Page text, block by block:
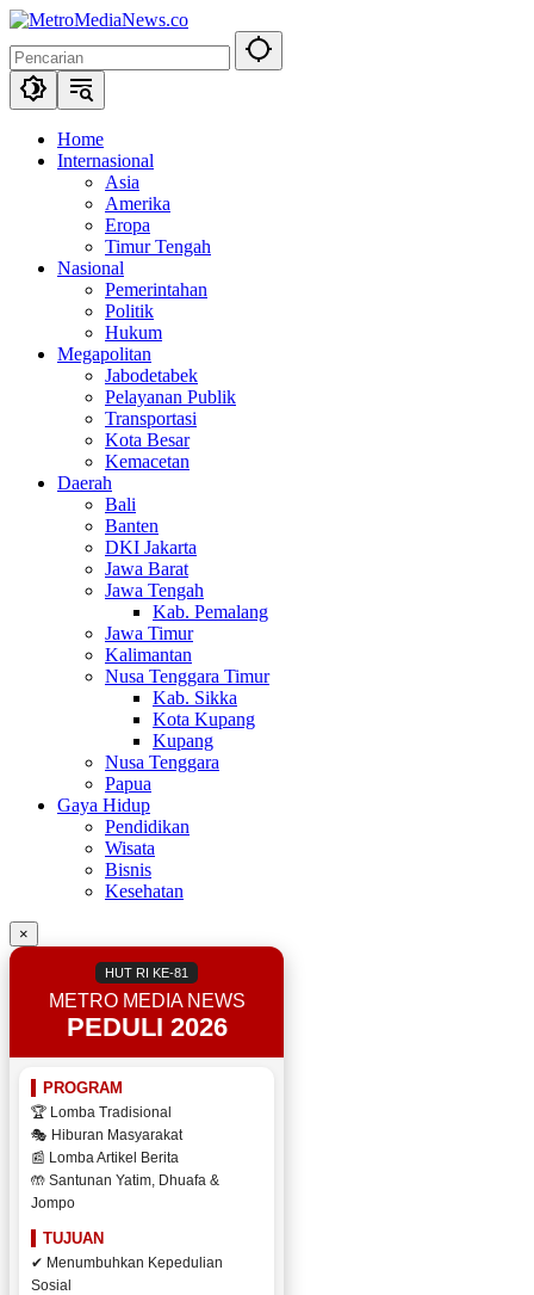
Langsung
konten
Home
Internasional
Asia
Amerika
Eropa
Timur Tengah
Nasional
Pemerintahan
Politik
Hukum
Megapolitan
Jabodetabek
Pelayanan Publik
Transportasi
Kota Besar
Kemacetan
Daerah
Bali
Banten
DKI Jakarta
Jawa Barat
Jawa Tengah
Kab. Pemalang
Jawa Timur
Kalimantan
Nusa Tenggara Timur
Kab. Sikka
Kota Kupang
Kupang
Nusa Tenggara
Papua
Gaya Hidup
Pendidikan
Wisata
Bisnis
Kesehatan
×
HUT RI KE-81
METRO MEDIA NEWS
PEDULI 2026
PROGRAM
🏆 Lomba Tradisional
🎭 Hiburan Masyarakat
📰 Lomba Artikel Berita
🤲 Santunan Yatim, Dhuafa &
Jompo
TUJUAN
✔ Menumbuhkan Kepedulian
Sosial